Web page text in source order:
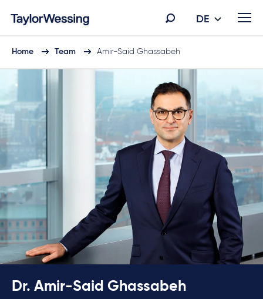
DE
Home Team Amir-Said Ghassabeh
Dr. Amir-Said Ghassabeh